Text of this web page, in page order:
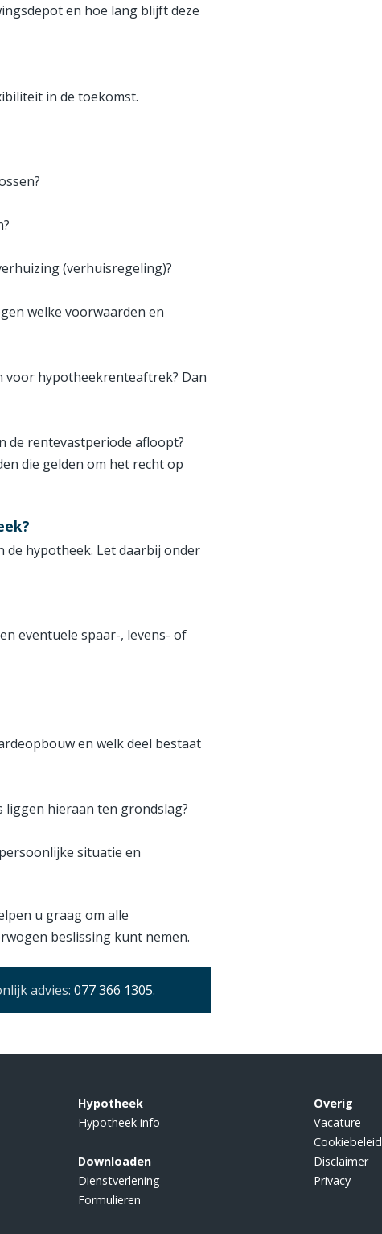
en hoe lang blijft deze
in de toekomst.
(verhuisregeling)?
welke voorwaarden en
voor hypotheekrenteaftrek? Dan
de rentevastperiode afloopt?
die gelden om het recht op
hypotheek. Let daarbij onder
eventuele spaar-, levens- of
en welk deel bestaat
hieraan ten grondslag?
situatie en
u graag om alle
beslissing kunt nemen.
advies:077 366 1305.
Hypotheek
Hypotheek info
Downloaden
Dienstverlening
Formulieren
Overig
Vacature
Cookiebeleid
Disclaimer
Privacy